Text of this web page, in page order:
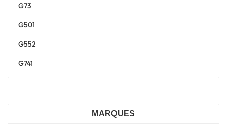
G73
G501
G552
G741
MARQUES